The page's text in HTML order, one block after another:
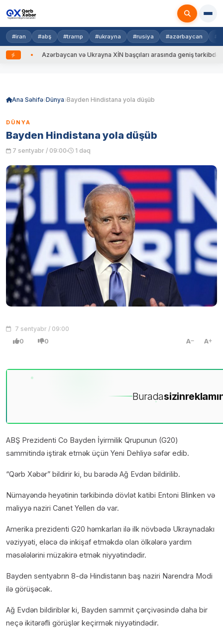
#iran #abş #tramp #ukrayna #rusiya #azərbaycan
Azərbaycan və Ukrayna XİN başçıları arasında geniş tərkibdə
Ana Səhifə Dünya Bayden Hindistana yola düşüb
DÜNYA
Bayden Hindistana yola düşüb
7 sentyabr / 09:00 1 dəq
7 sentyabr / 09:00
0 0 A A
Buradasizin
ABŞ Prezidenti Co Bayden İyirmilik Qrupunun (G20)
sammitində iştirak etmək üçün Yeni Dehliyə səfər edib.
“Qərb Xəbər” bildirir ki, bu barədə Ağ Evdən bildirilib.
Nümayəndə heyətinin tərkibində dövlət katibi Entoni Blinken və
maliyyə naziri Canet Yellen də var.
Amerika prezidenti G20 həmkarları ilə ilk növbədə Ukraynadakı
vəziyyəti, eləcə də inkişaf etməkdə olan ölkələrə yardım
məsələlərini müzakirə etmək niyyətindədir.
Bayden sentyabrın 8-də Hindistanın baş naziri Narendra Modi
ilə görüşəcək.
Ağ Evdən bildiriblər ki, Bayden sammit çərçivəsində daha bir
neçə ikitərəfli görüşlər keçirmək niyyətindədir.